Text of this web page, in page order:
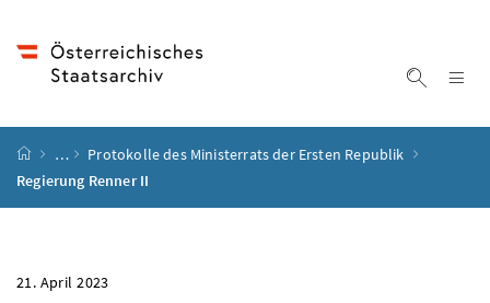
Startseite
…
Protokolle des Ministerrats der Ersten Republik
Regierung Renner II
21. April 2023